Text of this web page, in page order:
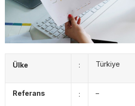
Ülke : Türkiye
Referans : –